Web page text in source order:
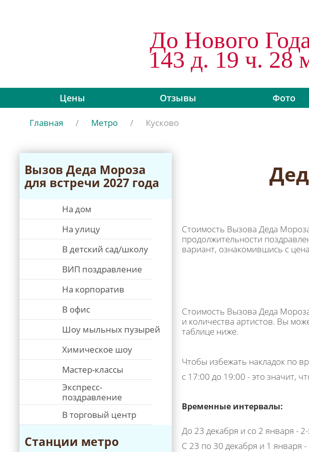
До Нового
143 д. 19 ч. 28
Цены Отзывы Фото
Главная / Метро / Кусково
Вызов Дeда Мороза
для встречи 2027 года
На дом
На улицу
В детский сад/школу
ВИП поздравление
На корпоратив
В офис
Шоу мыльных пузырей
Химическое шоу
Мастер-классы
Экспресс-
поздравление
В торговый центр
Станции метро
Стоимость Вызова Деда
продолжительности
вариант, ознакомившись с
Стоимость Вызова Деда
и количества артистов. Вы
таблице ниже.
Чтобы избежать накладок по
с 17:00 до 19:00 - это значит,
Временные интервалы:
До 23 декабря и со 2 января -
С 23 по 30 декабря и 1 января